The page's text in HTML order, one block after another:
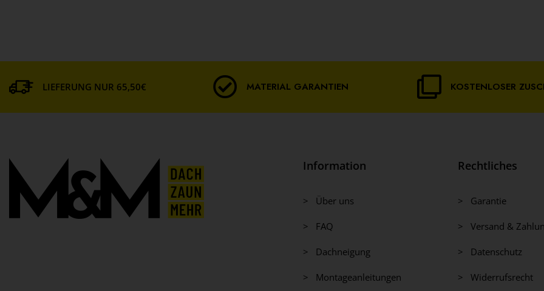
LIEFERUNG NUR 65,50€ MATERIAL GARANTIEN KOSTENLOSER
Information
> Über uns
> FAQ
> Dachneigung
> Montageanleitungen
Rechtliches
> Garantie
> Versand &
> Datenschutz
> Widerrufsrecht